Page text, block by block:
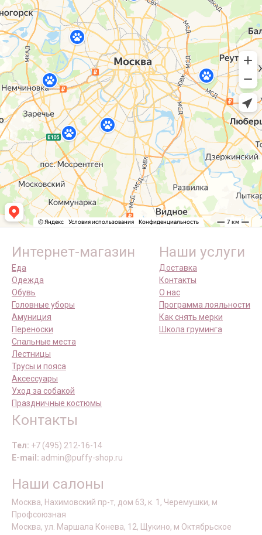
Интернет-магазин
Еда
Одежда
Обувь
Головные уборы
Амуниция
Переноски
Спальные места
Лестницы
Трусы и пояса
Аксессуары
Уход за собакой
Праздничные костюмы
Наши услуги
Доставка
Контакты
О нас
Программа лояльности
Как снять мерки
Школа груминга
Контакты
Тел: +7 (495) 212-16-14
E-mail: admin@puffy-shop.ru
Наши салоны
Москва, Нахимовский пр-т, дом 63, к. 1, Черемушки, м
Профсоюзная
Москва, ул. Маршала Конева, 12, Щукино, м Октябрьское